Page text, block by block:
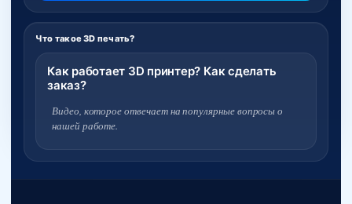
Что такое 3D печать?
Как работает 3D принтер? Как сделать
заказ?
Видео, которое отвечает на популярные вопросы о
нашей работе.